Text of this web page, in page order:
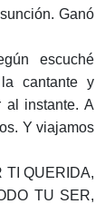
Ganó
escuché
cantante y
al instante. A
Y viajamos
TI QUERIDA,
TU SER,